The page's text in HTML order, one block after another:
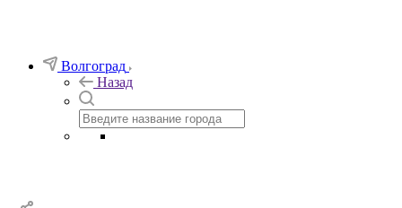
Волгоград
Назад